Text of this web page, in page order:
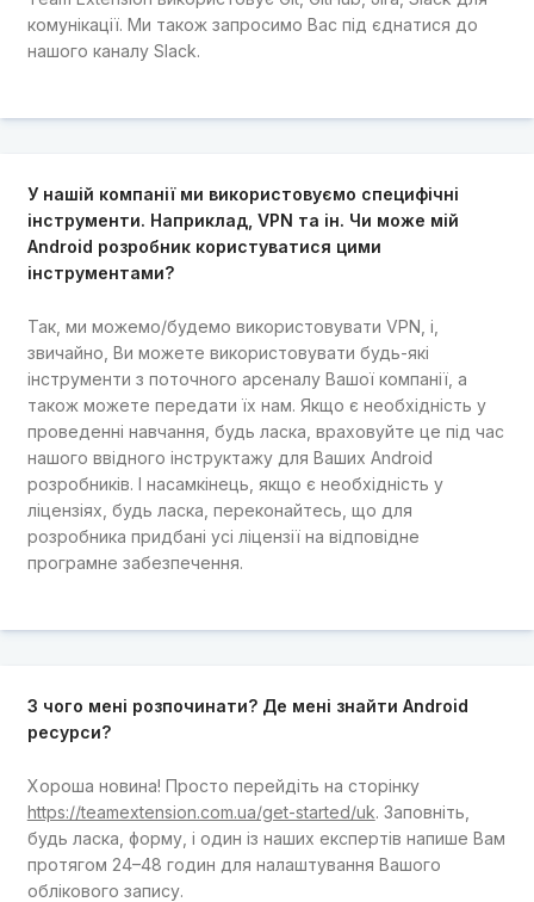
комунікації. Ми також запросимо Вас під єднатися до
нашого каналу Slack.
У нашій компанії ми використовуємо специфічні
інструменти. Наприклад, VPN та ін. Чи може мій
Android розробник користуватися цими
інструментами?
Так, ми можемо/будемо використовувати VPN, і,
звичайно, Ви можете використовувати будь-які
інструменти з поточного арсеналу Вашої компанії, а
також можете передати їх нам. Якщо є необхідність у
проведенні навчання, будь ласка, враховуйте це під час
нашого ввідного інструктажу для Ваших Android
розробників. І насамкінець, якщо є необхідність у
ліцензіях, будь ласка, переконайтесь, що для
розробника придбані усі ліцензії на відповідне
програмне забезпечення.
З чого мені розпочинати? Де мені знайти Android
ресурси?
Хороша новина! Просто перейдіть на сторінку
https://teamextension.com.ua/get-started/uk. Заповніть,
будь ласка, форму, і один із наших експертів напише Вам
протягом 24–48 годин для налаштування Вашого
облікового запису.